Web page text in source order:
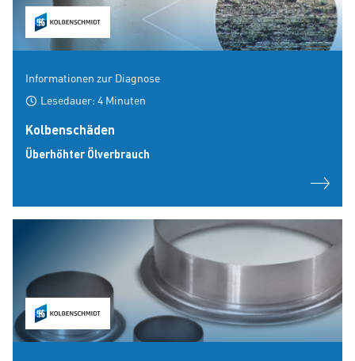
Informationen zur Diagnose
Lesedauer: 4 Minuten
Kolbenschäden
Überhöhter Ölverbrauch